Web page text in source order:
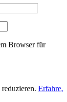
Browser für
Erfahre,